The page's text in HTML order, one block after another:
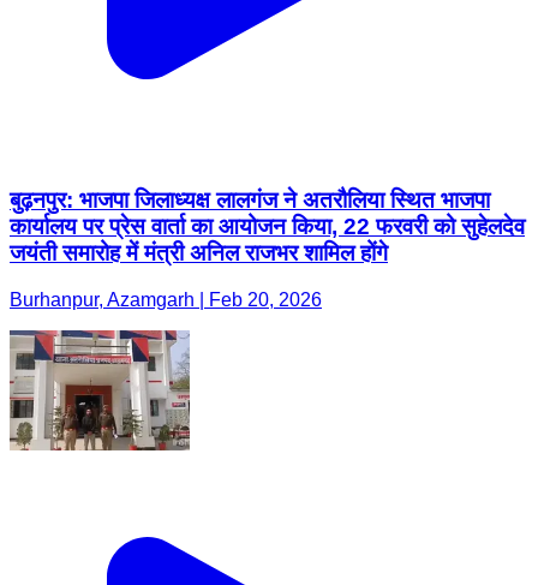
बुढ़नपुर: भाजपा जिलाध्यक्ष लालगंज ने अतरौलिया स्थित भाजपा
कार्यालय पर प्रेस वार्ता का आयोजन किया, 22 फरवरी को सुहेलदेव
जयंती समारोह में मंत्री अनिल राजभर शामिल होंगे
Burhanpur, Azamgarh | Feb 20, 2026